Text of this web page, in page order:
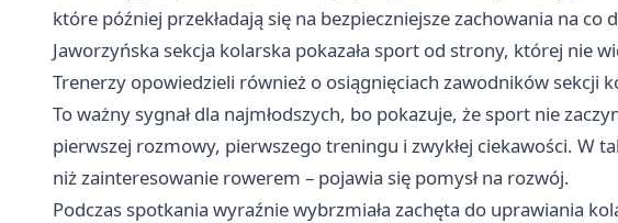
które później przekładają się na bezpieczniejsze zachowania na co
Jaworzyńska sekcja kolarska pokazała sport od strony, której nie
Trenerzy opowiedzieli również o osiągnięciach zawodników sekcji
To ważny sygnał dla najmłodszych, bo pokazuje, że sport nie
pierwszej rozmowy, pierwszego treningu i zwykłej ciekawości. W
niż zainteresowanie rowerem – pojawia się pomysł na rozwój.
Podczas spotkania wyraźnie wybrzmiała zachęta do uprawiania